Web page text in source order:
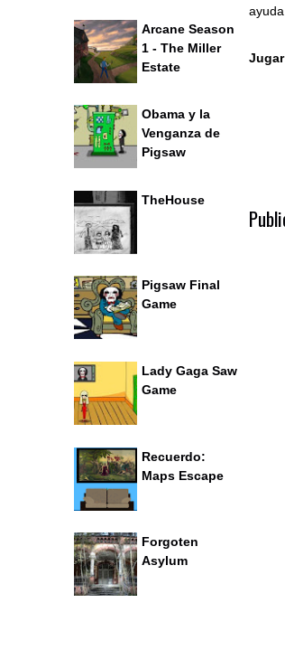
Jugar
Arcane Season
1 - The Miller
Estate
Obama y la
Venganza de
Pigsaw
TheHouse
Pigsaw Final
Game
Lady Gaga Saw
Game
Recuerdo:
Maps Escape
Forgoten
Asylum